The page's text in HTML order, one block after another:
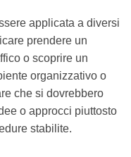
applicata a diversi
prendere un
o scoprire un
organizzativo o
che si dovrebbero
o approcci piuttosto
stabilite.